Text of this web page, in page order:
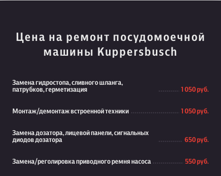
Цена на ремонт посудомоечной
машины Kuppersbusch
Замена гидростопа, сливного шланга,
патрубков, герметизация
1 050 руб.
Монтаж/демонтаж встроенной техники 1 050 руб.
Замена дозатора, лицевой панели, сигнальных
диодов дозатора
650 руб.
Замена/реголировка приводного ремня насоса 550 руб.